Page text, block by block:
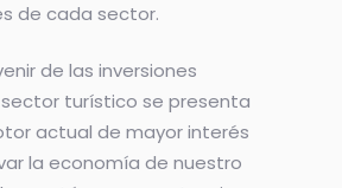
de cada sector.
de las inversiones
turístico se presenta
actual de mayor interés
la economía de nuestro